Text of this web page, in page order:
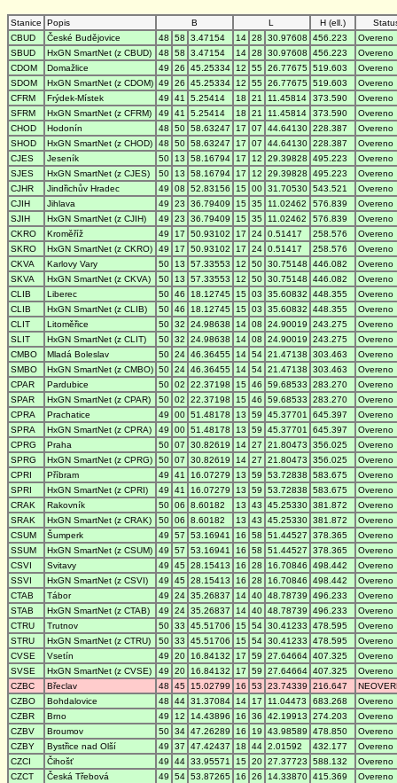
Stanice Popis B L H (ell.)
CBUD
České Budějovice 48 58 3.47154 14 28 30.97608 456.223
Overeno
SBUD
HxGN SmartNet (z CBUD) 48 58 3.47154 14 28 30.97608 456.223
Overeno
CDOM
Domažlice 49 26 45.25334 12 55 26.77675 519.603
Overeno
SDOM
HxGN SmartNet (z CDOM) 49 26 45.25334 12 55 26.77675 519.603
Overeno
CFRM
Frýdek-Místek 49 41 5.25414 18 21 11.45814 373.590
Overeno
SFRM
HxGN SmartNet (z CFRM) 49 41 5.25414 18 21 11.45814 373.590
Overeno
CHOD
Hodonín 48 50 58.63247 17 07 44.64130 228.387
Overeno
SHOD
HxGN SmartNet (z CHOD) 48 50 58.63247 17 07 44.64130 228.387
Overeno
CJES
Jeseník 50 13 58.16794 17 12 29.39828 495.223
Overeno
SJES
HxGN SmartNet (z CJES) 50 13 58.16794 17 12 29.39828 495.223
Overeno
CJHR
Jindřichův Hradec 49 08 52.83156 15 00 31.70530 543.521
Overeno
CJIH
Jihlava 49 23 36.79409 15 35 11.02462 576.839
Overeno
SJIH
HxGN SmartNet (z CJIH) 49 23 36.79409 15 35 11.02462 576.839
Overeno
CKRO
Kroměříž 49 17 50.93102 17 24 0.51417 258.576
Overeno
SKRO
HxGN SmartNet (z CKRO) 49 17 50.93102 17 24 0.51417 258.576
Overeno
CKVA
Karlovy Vary 50 13 57.33553 12 50 30.75148 446.082
Overeno
SKVA
HxGN SmartNet (z CKVA) 50 13 57.33553 12 50 30.75148 446.082
Overeno
CLIB
Liberec 50 46 18.12745 15 03 35.60832 448.355
Overeno
CLIB
HxGN SmartNet (z CLIB) 50 46 18.12745 15 03 35.60832 448.355
Overeno
CLIT
Litoměřice 50 32 24.98638 14 08 24.90019 243.275
Overeno
SLIT
HxGN SmartNet (z CLIT) 50 32 24.98638 14 08 24.90019 243.275
Overeno
CMBO
Mladá Boleslav 50 24 46.36455 14 54 21.47138 303.463
Overeno
SMBO
HxGN SmartNet (z CMBO) 50 24 46.36455 14 54 21.47138 303.463
Overeno
CPAR
Pardubice 50 02 22.37198 15 46 59.68533 283.270
Overeno
SPAR
HxGN SmartNet (z CPAR) 50 02 22.37198 15 46 59.68533 283.270
Overeno
CPRA
Prachatice 49 00 51.48178 13 59 45.37701 645.397
Overeno
SPRA
HxGN SmartNet (z CPRA) 49 00 51.48178 13 59 45.37701 645.397
Overeno
CPRG
Praha 50 07 30.82619 14 27 21.80473 356.025
Overeno
SPRG
HxGN SmartNet (z CPRG) 50 07 30.82619 14 27 21.80473 356.025
Overeno
CPRI
Příbram 49 41 16.07279 13 59 53.72838 583.675
Overeno
SPRI
HxGN SmartNet (z CPRI) 49 41 16.07279 13 59 53.72838 583.675
Overeno
CRAK
Rakovník 50 06 8.60182 13 43 45.25330 381.872
Overeno
SRAK
HxGN SmartNet (z CRAK) 50 06 8.60182 13 43 45.25330 381.872
Overeno
CSUM
Šumperk 49 57 53.16941 16 58 51.44527 378.365
Overeno
SSUM
HxGN SmartNet (z CSUM) 49 57 53.16941 16 58 51.44527 378.365
Overeno
CSVI
Svitavy 49 45 28.15413 16 28 16.70846 498.442
Overeno
SSVI
HxGN SmartNet (z CSVI) 49 45 28.15413 16 28 16.70846 498.442
Overeno
CTAB
Tábor 49 24 35.26837 14 40 48.78739 496.233
Overeno
STAB
HxGN SmartNet (z CTAB) 49 24 35.26837 14 40 48.78739 496.233
Overeno
CTRU
Trutnov 50 33 45.51706 15 54 30.41233 478.595
Overeno
STRU
HxGN SmartNet (z CTRU) 50 33 45.51706 15 54 30.41233 478.595
Overeno
CVSE
Vsetín 49 20 16.84132 17 59 27.64664 407.325
Overeno
SVSE
HxGN SmartNet (z CVSE) 49 20 16.84132 17 59 27.64664 407.325
Overeno
CZBC
Břeclav 48 45 15.02799 16 53 23.74339 216.647
CZBO
Bohdalovice 48 44 31.37084 14 17 11.04473 683.268
Overeno
CZBR
Brno 49 12 14.43896 16 36 42.19913 274.203
Overeno
CZBV
Broumov 50 34 47.26289 16 19 43.98589 478.850
Overeno
CZBY
Bystřice nad Olší 49 37 47.42437 18 44 2.01592 432.177
Overeno
CZCI
Čihošť 49 44 33.95571 15 20 27.37723 588.132
Overeno
CZCT
Česká Třebová 49 54 53.87265 16 26 14.33870 415.369
Overeno